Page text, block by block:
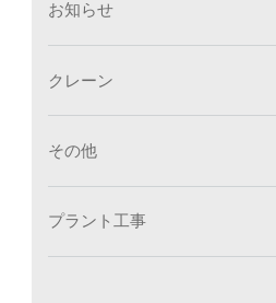
お知らせ
クレーン
その他
プラント工事